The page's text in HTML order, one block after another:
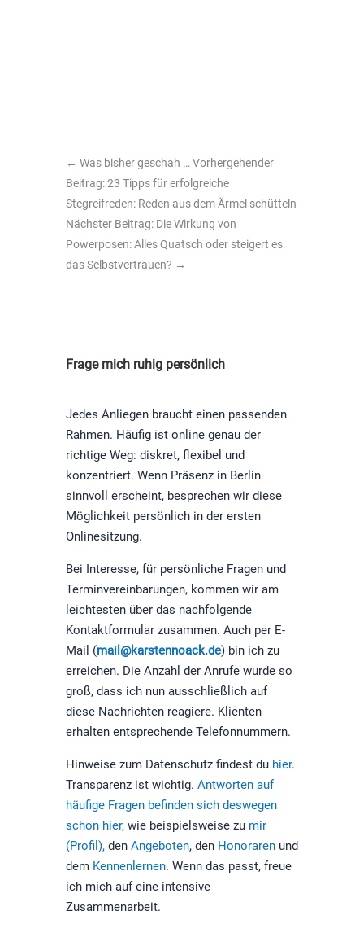
← Was bisher geschah … Vorhergehender
Beitrag: 23 Tipps für erfolgreiche
Stegreifreden: Reden aus dem Ärmel schütteln
Nächster Beitrag: Die Wirkung von
Powerposen: Alles Quatsch oder steigert es
das Selbstvertrauen? →
Frage mich ruhig persönlich
Jedes Anliegen braucht einen passenden
Rahmen. Häufig ist online genau der
richtige Weg: diskret, flexibel und
konzentriert. Wenn Präsenz in Berlin
sinnvoll erscheint, besprechen wir diese
Möglichkeit persönlich in der ersten
Onlinesitzung.
Bei Interesse, für persönliche Fragen und
Terminvereinbarungen, kommen wir am
leichtesten über das nachfolgende
Kontaktformular zusammen. Auch per E-
Mail (mail@karstennoack.de) bin ich zu
erreichen. Die Anzahl der Anrufe wurde so
groß, dass ich nun ausschließlich auf
diese Nachrichten reagiere. Klienten
erhalten entsprechende Telefonnummern.
Hinweise zum Datenschutz findest du hier.
Transparenz ist wichtig. Antworten auf
häufige Fragen befinden sich deswegen
schon hier,wie beispielsweise zu mir
(Profil),den Angeboten, den Honorarenund
dem Kennenlernen. Wenn das passt, freue
ich mich auf eine intensive
Zusammenarbeit.